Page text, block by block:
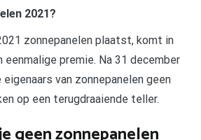
2021?
zonnepanelen plaatst, komt in
eenmalige premie. Na 31 december
van zonnepanelen geen
op een terugdraaiende teller.